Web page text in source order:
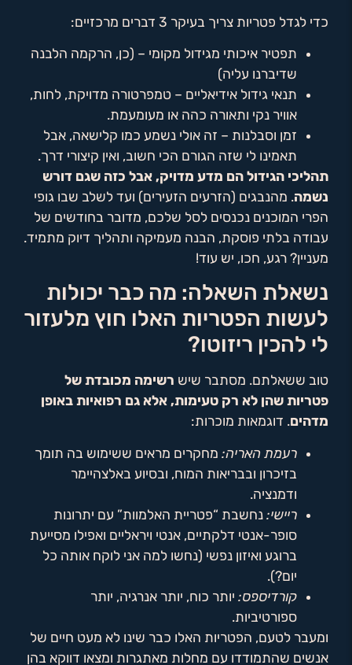
כדי לגדל פטריות צריך בעיקר 3 דברים מרכזיים:
תפטיר איכותי מגידול מקומי – (כן, הרקמה הלבנה
שדיברנו עליה)
תנאי גידול אידיאליים – טמפרטורה מדויקת, לחות,
אוויר נקי ותאורה כהה או מעומעמת.
זמן וסבלנות – זה אולי נשמע כמו קלישאה, אבל
תאמינו לי שזה הגורם הכי חשוב, ואין קיצורי דרך.
תהליכי הגידול הם מדע מדויק, אבל כזה שגם דורש
נשמה. מהנבגים (הזרעים הזעירים) ועד לשלב שבו גופי
הפרי המוכנים נכנסים לסל שלכם, מדובר בחודשים של
עבודה בלתי פוסקת, הבנה מעמיקה ותהליך דיוק מתמיד.
מעניין? רגע, חכו, יש עוד!
נשאלת השאלה: מה כבר יכולות
לעשות הפטריות האלו חוץ מלעזור
לי להכין ריזוטו?
טוב ששאלתם. מסתבר שיש רשימה מכובדת של
פטריות שהן לא רק טעימות, אלא גם רפואיות באופן
מדהים. דוגמאות מוכרות:
רעמת האריה: מחקרים מראים ששימוש בה תומך
בזיכרון ובבריאות המוח, ובסיוע באלצהיימר
ודמנציה.
ריישי: נחשבת “פטריית האלמוות” עם יתרונות
סופר-אנטי דלקתיים, אנטי ויראליים ואפילו מסייעת
ברוגע ואיזון נפשי (נחשו למה אני לוקח אותה כל
יום?).
קורדיספס: יותר כוח, יותר אנרגיה, יותר
ספורטיביות.
ומעבר לטעם, הפטריות האלו כבר שינו לא מעט חיים של
אנשים שהתמודדו עם מחלות מאתגרות ומצאו דווקא בהן